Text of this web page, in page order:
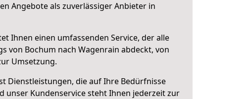
Angebote als zuverlässiger Anbieter in
Ihnen einen umfassenden Service, der alle
von Bochum nach Wagenrain abdeckt, von
Umsetzung.
Dienstleistungen, die auf Ihre Bedürfnisse
unser Kundenservice steht Ihnen jederzeit zur